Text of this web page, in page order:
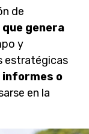
de
genera
y
estratégicas
informes o
en la